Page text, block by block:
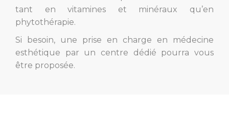
tant en vitamines et minéraux qu’en
phytothérapie.
Si besoin, une prise en charge en médecine
esthétique par un centre dédié pourra vous
être proposée.